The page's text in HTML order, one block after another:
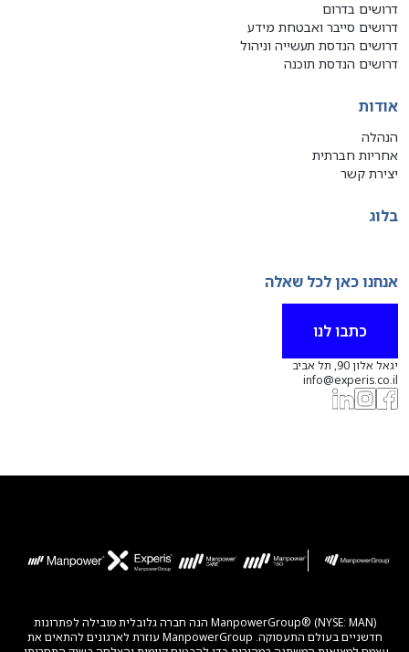
דרושים בדרום
דרושים סייבר ואבטחת מידע
דרושים הנדסת תעשייה וניהול
דרושים הנדסת תוכנה
אודות
הנהלה
אחריות חברתית
יצירת קשר
בלוג
אנחנו כאן לכל שאלה
כתבו לנו
יגאל אלון 90, תל אביב
info@experis.co.il
ManpowerGroup® (NYSE: MAN) הנה חברה גלובלית מובילה לפתרונות
חדשניים בעולם התעסוקה. ManpowerGroup עוזרת לארגונים להתאים את